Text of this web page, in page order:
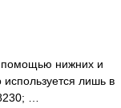
нижних и
лишь в
…